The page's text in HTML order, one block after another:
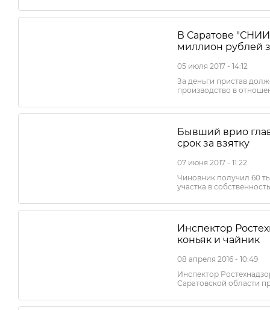
В Саратове
миллион рублей
05 июля 2017 - 14:12
За деньги пристав
производство в
Бывший врио
срок за взятку
07 июня 2017 - 11:22
Чиновник получил 60
участка в собственность
Инспектор
коньяк и чайник
08 апреля 2016 - 10:49
Инспектор
Саратовской области